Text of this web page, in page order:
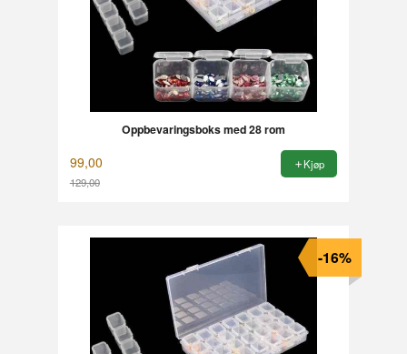
Oppbevaringsboks med 28 rom
99,00
129,00
Kjøp
-16%